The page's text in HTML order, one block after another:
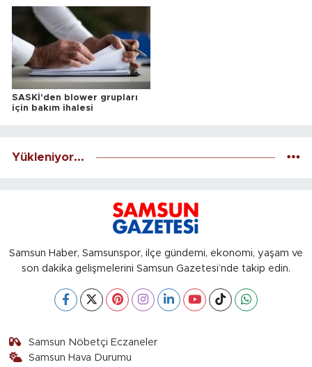
SASKİ'den blower grupları
için bakım ihalesi
Yükleniyor...
Samsun Haber, Samsunspor, ilçe gündemi, ekonomi, yaşam ve
son dakika gelişmelerini Samsun Gazetesi’nde takip edin.
Samsun Nöbetçi Eczaneler
Samsun Hava Durumu